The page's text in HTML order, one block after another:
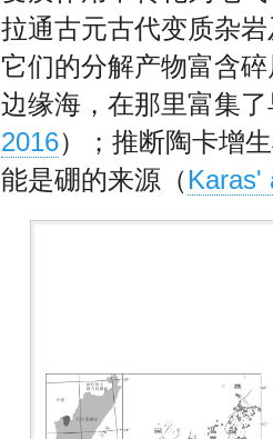
拉通古元古代变质杂
它们的分解产物富含
边缘海，在那里富集
2016）；推断陶卡增
能是硼的来源（Karas'